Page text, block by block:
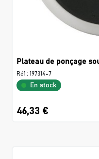
Plateau de ponçage
Réf : 197314-7
En stock
46,33 €